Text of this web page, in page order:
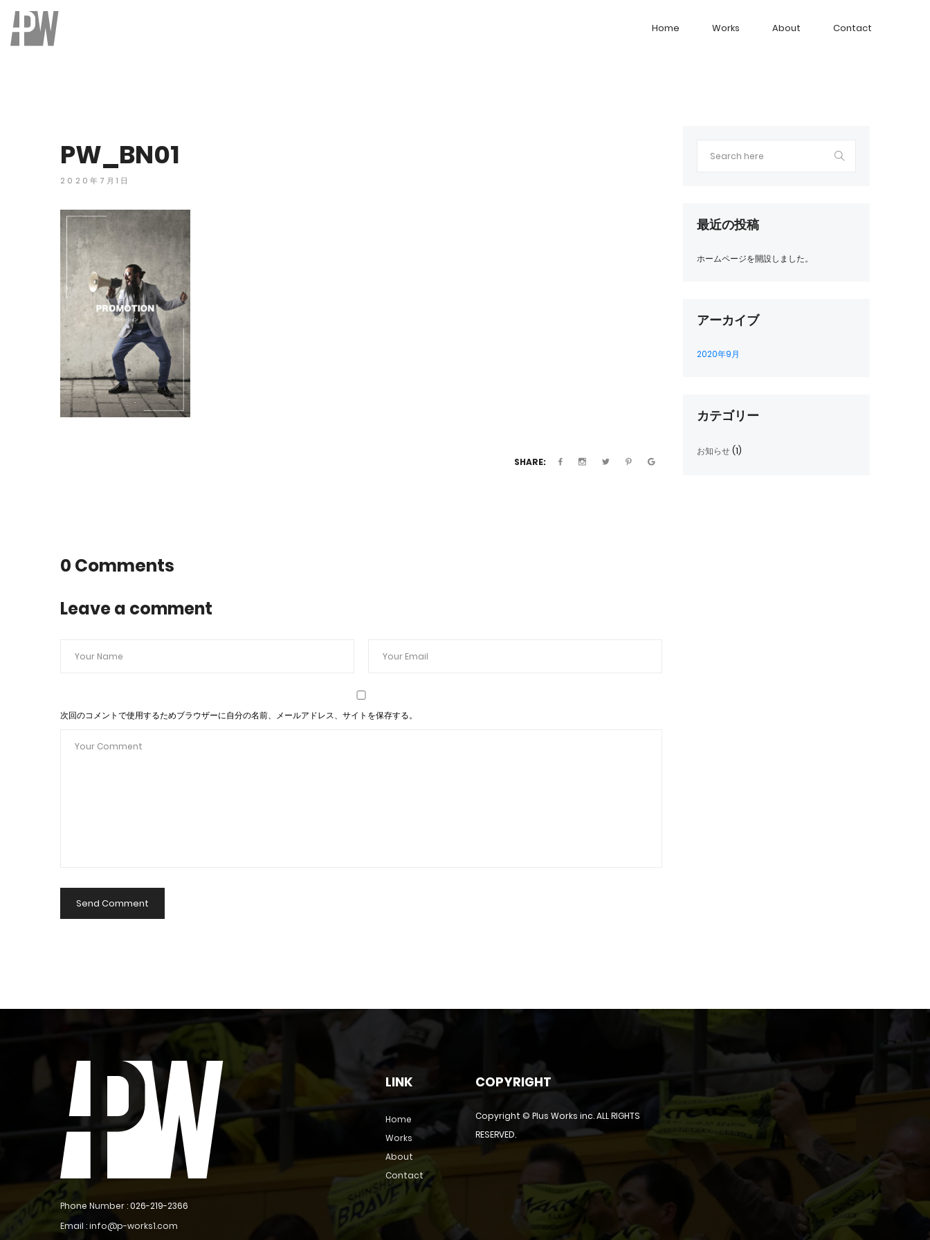
Home Works About Contact
PW_BN01
2020年7月1日
SHARE:
0 Comments
Leave a comment
次回のコメントで使用するためブラウザーに自分の名前、メールアドレス、サイトを保存する。
最近の投稿
ホームページを開設しました。
アーカイブ
2020年9月
カテゴリー
お知らせ(1)
Phone Number :026-219-2366
Email : info@p-works1.com
LINK
Home
Works
About
Contact
COPYRIGHT
Copyright © Plus Works inc. ALL RIGHTS
RESERVED.